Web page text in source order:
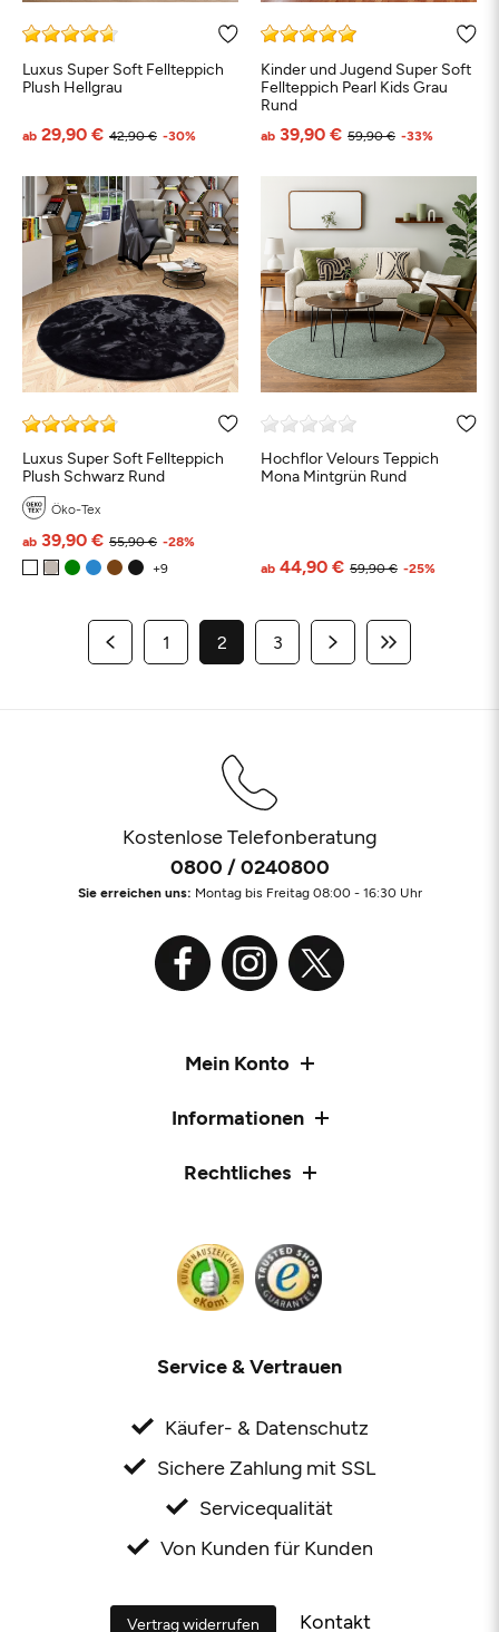
Luxus Super Soft Fellteppich
Plush Hellgrau
42,90 €
ab 29,90 € -30%
Kinder und Jugend Super Soft
Fellteppich Pearl Kids Grau
Rund
59,90 €
ab 39,90 € -33%
Luxus Super Soft Fellteppich
Plush Schwarz Rund
Öko-Tex
55,90 €
ab 39,90 € -28%
Hochflor Velours Teppich
Mona Mintgrün Rund
59,90 €
ab 44,90 € -25%
1 2 3
Kostenlose Telefonberatung
0800 / 0240800
Sie erreichen uns: Montag bis Freitag 08:00 - 16:30 Uhr
Mein Konto
Informationen
Rechtliches
Service & Vertrauen
Käufer- & Datenschutz
Sichere Zahlung mit SSL
Servicequalität
Von Kunden für Kunden
Vertrag widerrufen Kontakt